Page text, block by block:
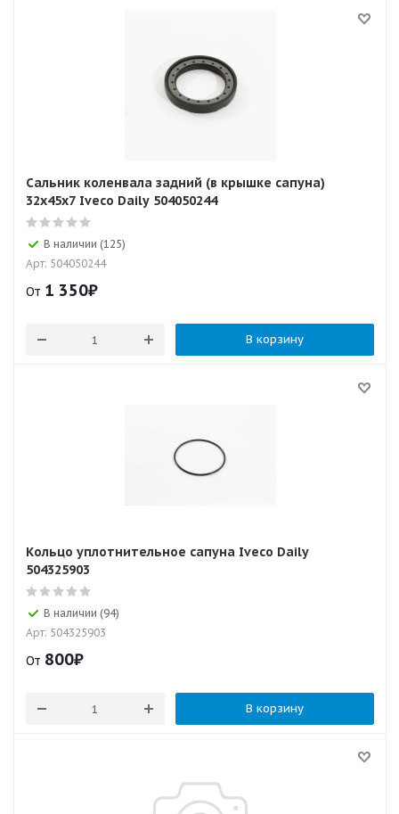
Сальник коленвала задний (в крышке сапуна)
32х45х7 Iveco Daily 504050244
В наличии (125)
Арт: 504050244
От 1 350₽
В корзину
Кольцо уплотнительное сапуна Iveco Daily
504325903
В наличии (94)
Арт: 504325903
От 800₽
В корзину